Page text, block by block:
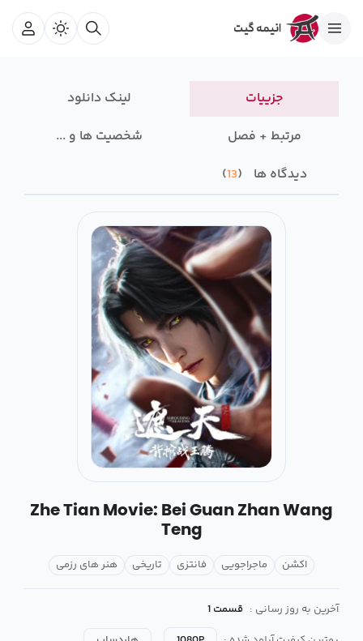
جزییات
لینک دانلود
مرتبط + فصل
شخصیت ها و ...
دیدگاه ها
13
Zhe Tian Movie: Bei Guan Zhan Wang
Teng
اکشن ماجراجویی فانتزی تاریخی هنر های رزمی
آخرین به روز رسانی : قسمت 1